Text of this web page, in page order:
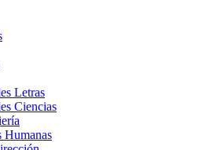
Letras
Ciencias
Humanas